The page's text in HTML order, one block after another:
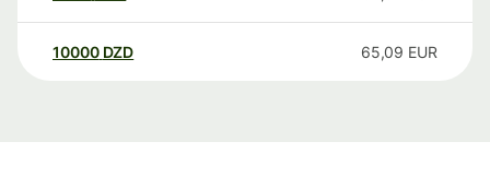
10000 DZD 65,09 EUR